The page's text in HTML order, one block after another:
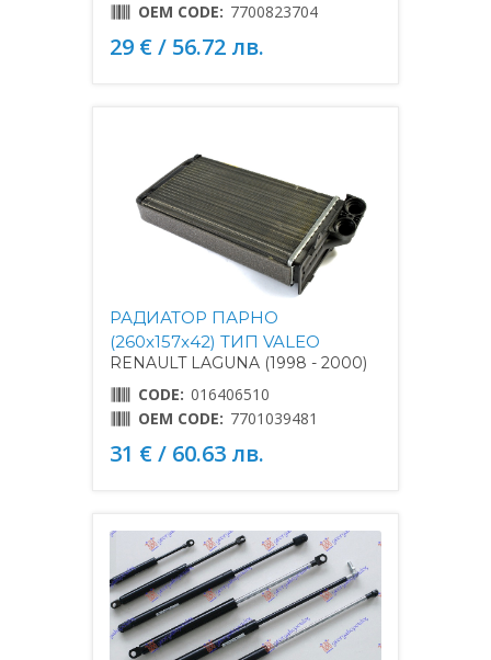
OEM CODE: 7700823704
29 € / 56.72 лв.
РАДИАТОР ПАРНО
(260x157x42) ТИП VALEO
RENAULT LAGUNA (1998 - 2000)
CODE: 016406510
OEM CODE: 7701039481
31 € / 60.63 лв.